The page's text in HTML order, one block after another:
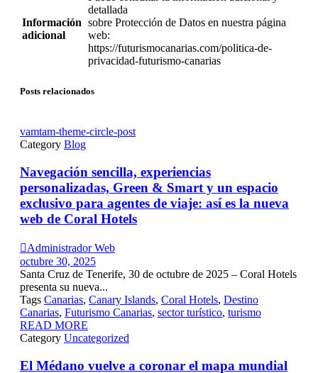
Información
adicional
detallada
sobre Protección de Datos en nuestra página
web:
https://futurismocanarias.com/politica-de-
privacidad-futurismo-canarias
Posts relacionados
vamtam-theme-circle-post
Category Blog
Navegación sencilla, experiencias
personalizadas, Green & Smart y un espacio
exclusivo para agentes de viaje: así es la nueva
web de Coral Hotels
Administrador Web
octubre 30, 2025
Santa Cruz de Tenerife, 30 de octubre de 2025 – Coral Hotels
presenta su nueva...
Tags Canarias, Canary Islands, Coral Hotels, Destino
Canarias, Futurismo Canarias, sector turístico, turismo
READ MORE
Category Uncategorized
El Médano vuelve a coronar el mapa mundial